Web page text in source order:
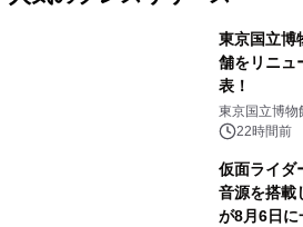
東京国立博
舗をリニ
表！
東京国立博物
22時間前
仮面ライダ
音源を搭載
が8月6日に